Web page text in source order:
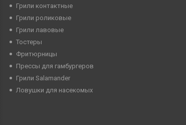
Грили контактные
Грили роликовые
Грили лавовые
Тостеры
Фритюрницы
Прессы для гамбургеров
Грили Salamander
Ловушки для насекомых